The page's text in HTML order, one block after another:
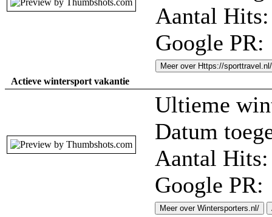
Aantal
Google PR:
Meer over Https://sporttravel.nl/
Actieve wintersport vakantie
Ultieme
Datum
Aantal
Google PR:
Meer over Wintersporters.nl/